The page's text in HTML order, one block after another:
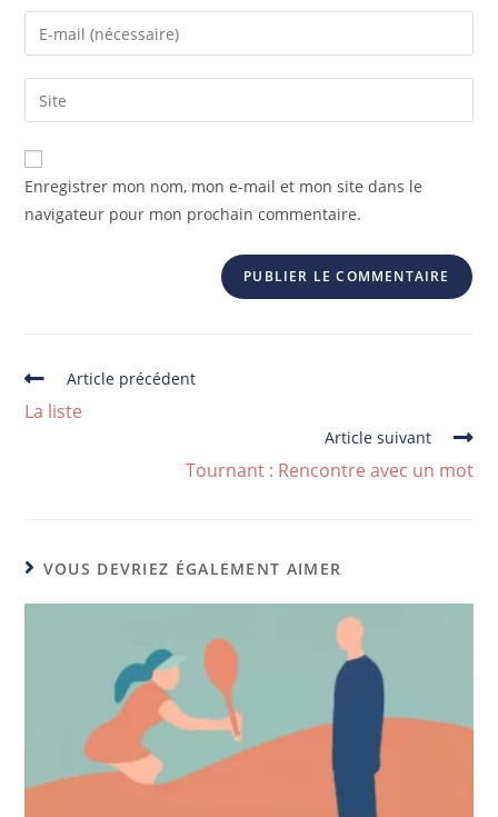
Enregistrer mon nom, mon e-mail et mon site dans le
navigateur pour mon prochain commentaire.
Article précédent
La liste
Article suivant
Tournant : Rencontre avec un mot
VOUS DEVRIEZ ÉGALEMENT AIMER